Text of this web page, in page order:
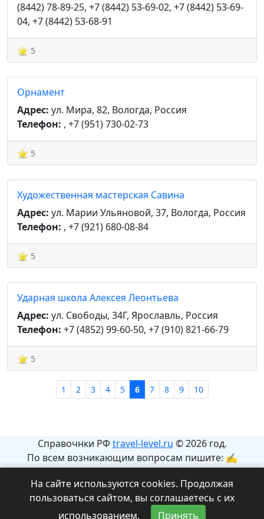
(8442) 78-89-25, +7 (8442) 53-69-02, +7 (8442) 53-69-
04, +7 (8442) 53-68-91
5
Орнамент
Адрес: ул. Мира, 82, Вологда, Россия
Телефон: , +7 (951) 730-02-73
5
Художественная мастерская Савина
Адрес: ул. Марии Ульяновой, 37, Вологда, Россия
Телефон: , +7 (921) 680-08-84
5
Ударная школа Алексея Леонтьева
Адрес: ул. Свободы, 34Г, Ярославль, Россия
Телефон: +7 (4852) 99-60-50, +7 (910) 821-66-79
5
1 2 3 4 5 6 7 8 9 10
Справочнки РФ travel-level.ru © 2026 год.
По всем возникающим вопросам пишите: ✍
info@travel-level.ru
На сайте может содержаться информация с
ограничениями 12+.
На сайте используются cookies. Продолжая
пользоваться сайтом, вы соглашаетесь с их
использованием.
Принять